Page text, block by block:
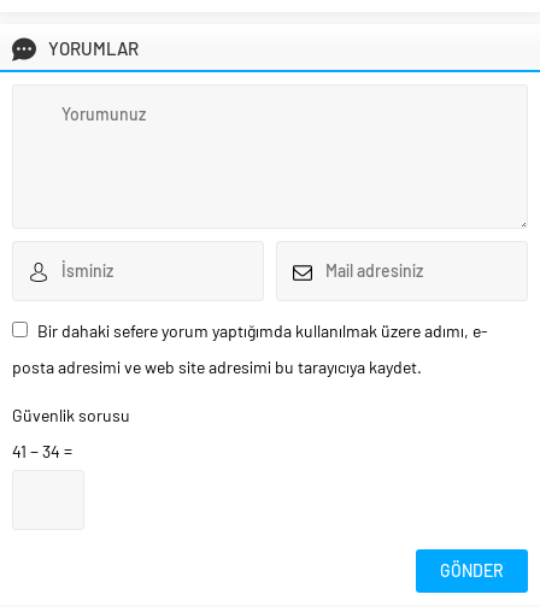
YORUMLAR
Bir dahaki sefere yorum yaptığımda kullanılmak üzere adımı, e-
posta adresimi ve web site adresimi bu tarayıcıya kaydet.
Güvenlik sorusu
41 − 34 =